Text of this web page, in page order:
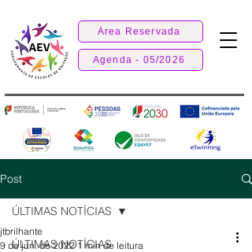
Área Reservada
Agenda - 05/2026
Post
ÚLTIMAS NOTÍCIAS
ÚLTIMAS NOTÍCIAS
jtbrilhante
9 de jun. de 2022 1 min de leitura